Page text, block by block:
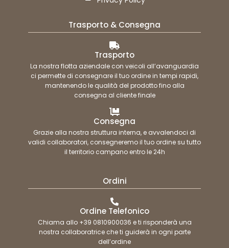
Trasporto & Consegna
Trasporto
La nostra flotta aziendale con veicoli all’avanguardia
ci permette di consegnare il tuo ordine in tempi rapidi,
mantenendo le qualità del prodotto fino alla
consegna al cliente finale
Consegna
Grazie alla nostra struttura interna, e avvalendoci di
validi collaboratori, consegneremo il tuo ordine su tutto
il territorio campano entro le 24h
Ordini
Ordine Telefonico
Chiama allo +39 0810900036 e ti risponderà una
nostra collaboratrice che ti guiderà in ogni parte
dell’ordine